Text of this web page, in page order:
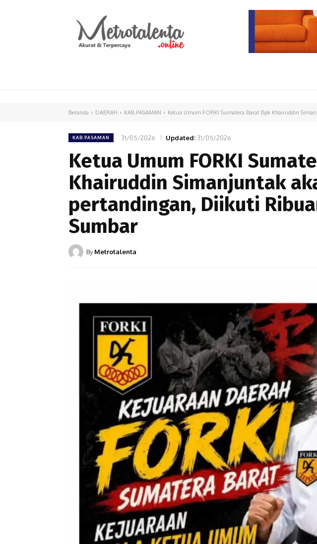
Beranda DAERAH KAB.PASAMAN Ketua Umum FORKI Sumatera Barat Bpk Khairuddin
KAB.PASAMAN 31/05/2026 Updated: 31/05/2026
Ketua Umum FORKI
Khairuddin Simanjuntak
pertandingan, Diikuti
Sumbar
By Metrotalenta